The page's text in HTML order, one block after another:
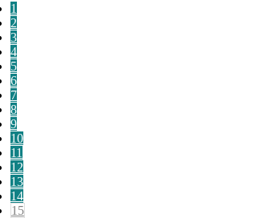
1
2
3
4
5
6
7
8
9
10
11
12
13
14
15